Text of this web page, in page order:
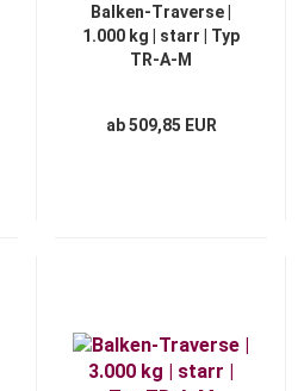
Balken-Traverse |
1.000 kg | starr | Typ
TR-A-M
ab 509,85 EUR